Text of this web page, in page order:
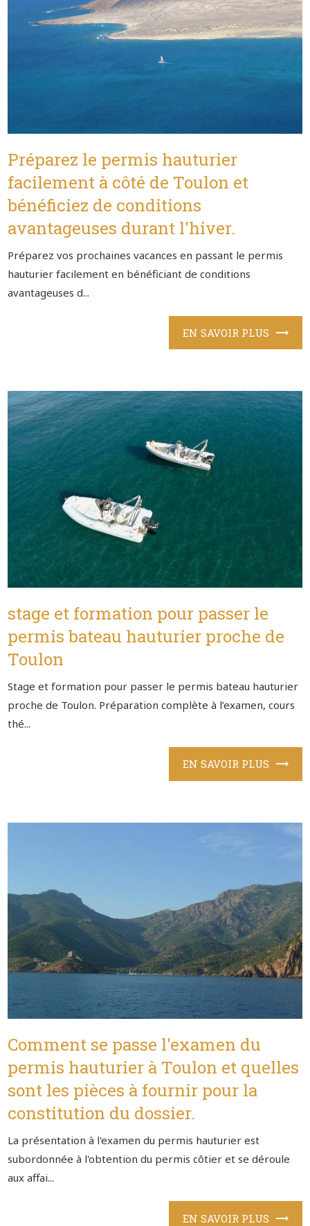
Préparez le permis hauturier
facilement à côté de Toulon et
bénéficiez de conditions
avantageuses durant l'hiver.
Préparez vos prochaines vacances en passant le permis
hauturier facilement en bénéficiant de conditions
avantageuses d...
EN SAVOIR PLUS
stage et formation pour passer le
permis bateau hauturier proche de
Toulon
Stage et formation pour passer le permis bateau hauturier
proche de Toulon. Préparation complète à l’examen, cours
thé...
EN SAVOIR PLUS
Comment se passe l'examen du
permis hauturier à Toulon et quelles
sont les pièces à fournir pour la
constitution du dossier.
La présentation à l'examen du permis hauturier est
subordonnée à l'obtention du permis côtier et se déroule
aux affai...
EN SAVOIR PLUS